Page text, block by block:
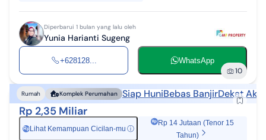
Diperbarui 1 bulan yang lalu oleh
Yunia Harianti Sugeng
+628128... WhatsApp
10
Rumah Komplek Perumahan Siap HuniBebas BanjirDekat
Rp 2,35 Miliar
Rp Lihat Kemampuan Cicilan-mu ⓘ
Rp 14 Jutaan (Tenor 15
Tahun)